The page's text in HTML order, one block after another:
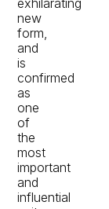
new
form,
and
is
confirmed
as
one
of
the
most
important
and
influential